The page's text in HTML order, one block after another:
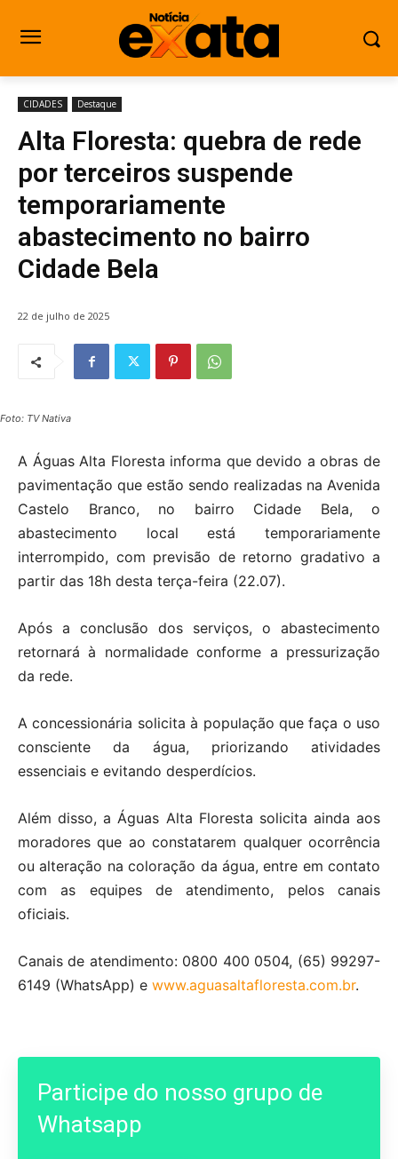
CIDADES Destaque
Alta Floresta: quebra de rede
por terceiros suspende
temporariamente
abastecimento no bairro
Cidade Bela
22 de julho de 2025
Foto: TV Nativa
A Águas Alta Floresta informa que devido a obras de
pavimentação que estão sendo realizadas na Avenida
Castelo Branco, no bairro Cidade Bela, o
abastecimento local está temporariamente
interrompido, com previsão de retorno gradativo a
partir das 18h desta terça-feira (22.07).
Após a conclusão dos serviços, o abastecimento
retornará à normalidade conforme a pressurização
da rede.
A concessionária solicita à população que faça o uso
consciente da água, priorizando atividades
essenciais e evitando desperdícios.
Além disso, a Águas Alta Floresta solicita ainda aos
moradores que ao constatarem qualquer ocorrência
ou alteração na coloração da água, entre em contato
com as equipes de atendimento, pelos canais
oficiais.
Canais de atendimento: 0800 400 0504, (65) 99297-
6149 (WhatsApp) e www.aguasaltafloresta.com.br.
Participe do nosso grupo de
Whatsapp